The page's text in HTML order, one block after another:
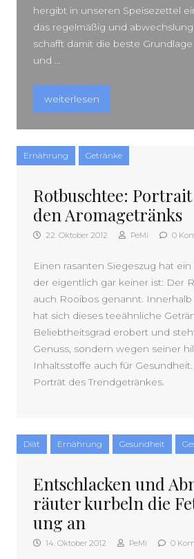
hergibt in unseren Speisezettel
das regelmäßig und
schafft damit die beste
und …
„Power im Glas: Mixen Sie
weiterlesen
Ernährung Getränke
Rotbuschtee:
den Aromagetränks
22. Oktober 2012 PeMi 0
Einen rasanten Siegeszug hat ein
der eigentlich gar keiner ist: Der
auch Rooibos genannt.
hat sich dieses teeähnliche
Beliebtheitsgrad erobert und
Genuss, sondern wegen seiner
Inhaltsstoffe auch für
Porträt des Trendgetränkes.
Diät Ernährung Gesundheit
Entschlacken und
räuter kurbeln die
ung an
14. Oktober 2012 PeMi 0